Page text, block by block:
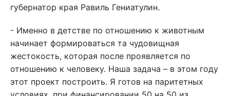
губернатор края Равиль Гениатулин.
- Именно в детстве по отношению к животным
начинает формироваться та чудовищная
жестокость, которая после проявляется по
отношению к человеку. Наша задача – в этом году
этот проект построить. Я готов на паритетных